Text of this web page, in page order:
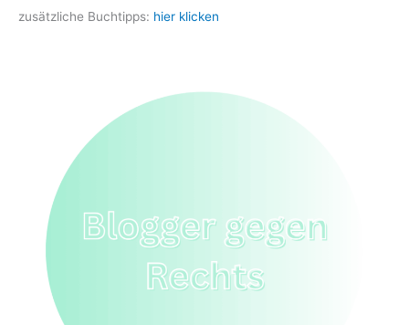
zusätzliche Buchtipps: hier klicken